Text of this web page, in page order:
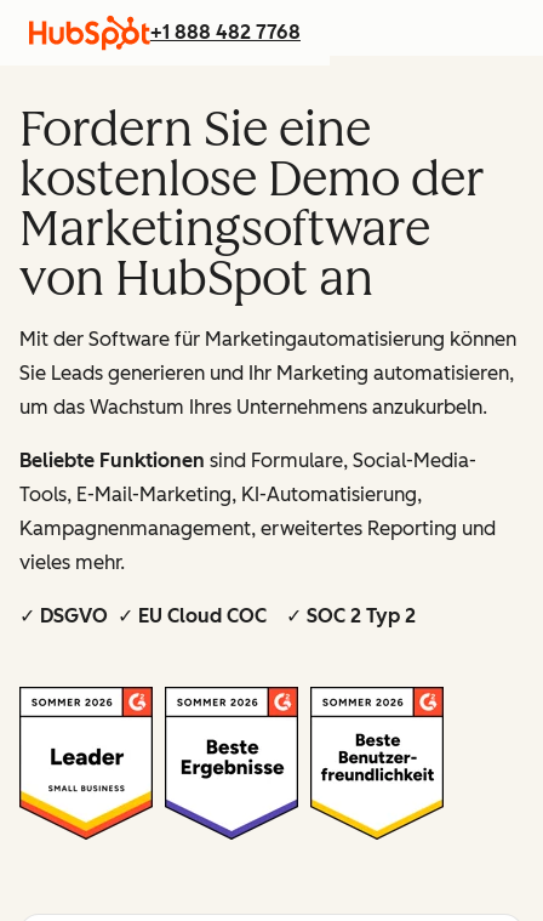
+1 888 482 7768
Fordern Sie eine
kostenlose Demo der
Marketingsoftware
von HubSpot an
Mit der Software für Marketingautomatisierung können
Sie Leads generieren und Ihr Marketing automatisieren,
um das Wachstum Ihres Unternehmens anzukurbeln.
Beliebte Funktionen sind Formulare, Social-Media-
Tools, E-Mail-Marketing, KI-Automatisierung,
Kampagnenmanagement, erweitertes Reporting und
vieles mehr.
✓ DSGVO ✓ EU Cloud COC ✓ SOC 2 Typ 2